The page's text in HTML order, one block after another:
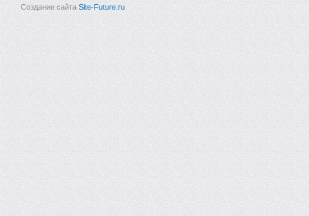
Создание сайта Site-Future.ru